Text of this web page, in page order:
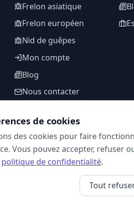
Frelon asiatique
Frelon européen
Nid de guêpes
Mon compte
Blog
Nous contacter
SUIVEZ-NOUS
de cookies
des cookies pour faire
Vous pouvez accepter, refuser
politique de confidentialité.
Tout